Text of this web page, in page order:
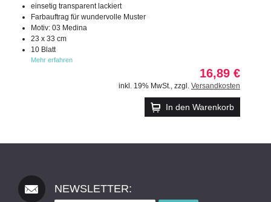
einsetig transparent lackiert
Farbauftrag für wundervolle Muster
Motiv: 03 Medina
23 x 33 cm
10 Blatt
Mehr erfahren
16,89 €
inkl. 19% MwSt. zzgl. Versandkosten
In den Warenkorb
NEWSLETTER: